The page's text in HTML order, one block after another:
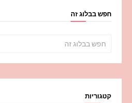
חפש בבלוג זה
קטגוריות